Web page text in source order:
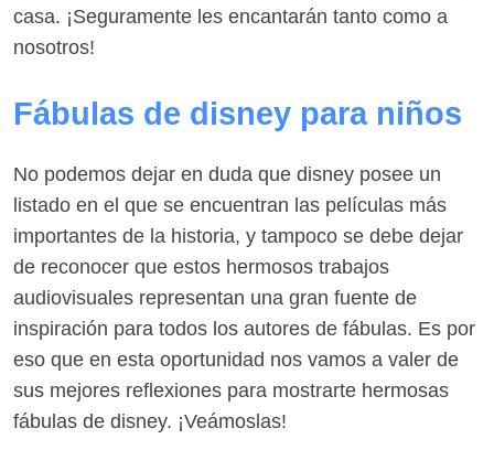
casa. ¡Seguramente les encantarán tanto como a
nosotros!
Fábulas de disney para niños
No podemos dejar en duda que disney posee un
listado en el que se encuentran las películas más
importantes de la historia, y tampoco se debe dejar
de reconocer que estos hermosos trabajos
audiovisuales representan una gran fuente de
inspiración para todos los autores de fábulas. Es por
eso que en esta oportunidad nos vamos a valer de
sus mejores reflexiones para mostrarte hermosas
fábulas de disney. ¡Veámoslas!